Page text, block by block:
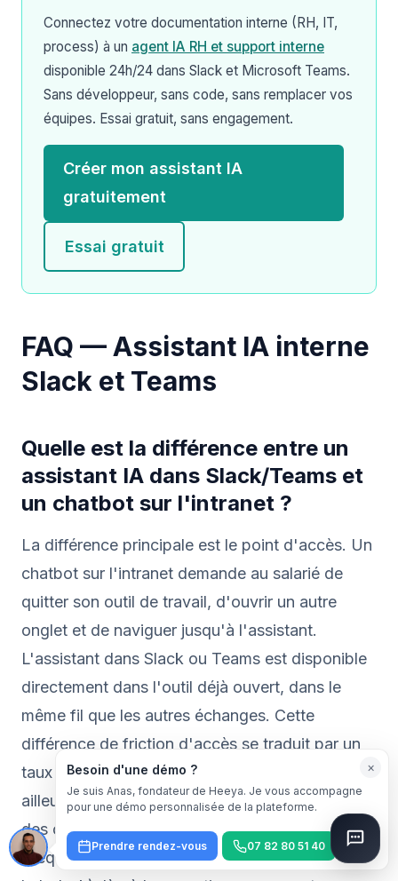
Connectez votre documentation interne (RH, IT,
process) à un agent IA RH et support interne
disponible 24h/24 dans Slack et Microsoft Teams.
Sans développeur, sans code, sans remplacer vos
équipes. Essai gratuit, sans engagement.
Créer mon assistant IA
gratuitement
Essai gratuit
FAQ — Assistant IA interne
Slack et Teams
Quelle est la différence entre un
assistant IA dans Slack/Teams et
un chatbot sur l'intranet ?
La différence principale est le point d'accès. Un
chatbot sur l'intranet demande au salarié de
quitter son outil de travail, d'ouvrir un autre
onglet et de naviguer jusqu'à l'assistant.
L'assistant dans Slack ou Teams est disponible
directement dans l'outil déjà ouvert, dans le
même fil que les autres échanges. Cette
différence de friction d'accès se traduit par un
taux d'utilisation 3 à 5 fois supérieur. Par
ailleurs, l'intégration dans Slack/Teams permet
des conversations contextuelles dans un canal
d'équipe spécifique (ex. #onboarding, #it-
×
Besoin d'une démo ?
Je suis Anas, fondateur de Heeya. Je vous accompagne
pour une démo personnalisée de la plateforme.
Prendre rendez-vous 07 82 80 51 40